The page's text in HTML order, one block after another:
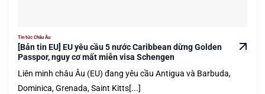
Tin tức Châu Âu
[Bản tin EU] EU yêu cầu 5 nước Caribbean dừng Golden
Passpor, nguy cơ mất miễn visa Schengen
Liên minh châu Âu (EU) đang yêu cầu Antigua và Barbuda,
Dominica, Grenada, Saint Kitts[...]